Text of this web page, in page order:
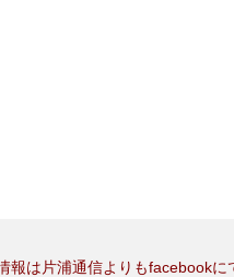
報は片浦通信よりもfacebookに